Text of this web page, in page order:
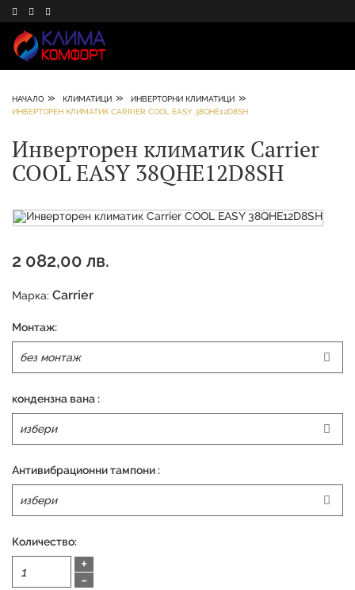
НАЧАЛО » КЛИМАТИЦИ » ИНВЕРТОРНИ КЛИМАТИЦИ »
ИНВЕРТОРЕН КЛИМАТИК CARRIER COOL EASY 38QHE12D8SH
Инверторен климатик Carrier
COOL EASY 38QHE12D8SH
2 082,00 лв.
Марка: Carrier
Монтаж:
кондензна вана :
Антивибрационни тампони :
Количество:
+
-